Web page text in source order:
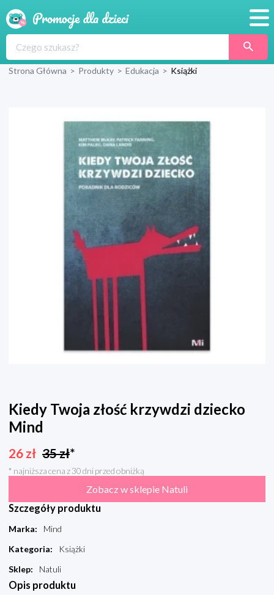
Produkty
Wyprawka
Strona Główna > Produkty > Edukacja > Książki
Kiedy Twoja złość krzywdzi dziecko
Mind
26 zł 35zł*
* najniższa cena z 30 dni przed obniżką
Zobacz w sklepie Natuli
Szczegóły produktu
Marka:
Mind
Kategoria:
Książki
Sklep: Natuli
Opis produktu